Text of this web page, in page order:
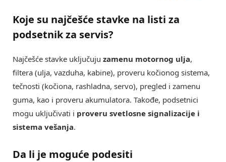
Koje su najčešće stavke na listi za
podsetnik za servis?
Najčešće stavke uključuju zamenu motornog ulja,
filtera (ulja, vazduha, kabine), proveru kočionog sistema,
tečnosti (kočiona, rashladna, servo), pregled i zamenu
guma, kao i proveru akumulatora. Takođe, podsetnici
mogu uključivati i proveru svetlosne signalizacije i
sistema vešanja.
Da li je moguće podesiti